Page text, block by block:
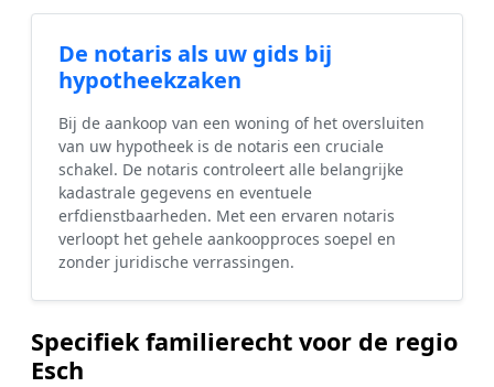
De notaris als uw gids bij
hypotheekzaken
Bij de aankoop van een woning of het oversluiten
van uw hypotheek is de notaris een cruciale
schakel. De notaris controleert alle belangrijke
kadastrale gegevens en eventuele
erfdienstbaarheden. Met een ervaren notaris
verloopt het gehele aankoopproces soepel en
zonder juridische verrassingen.
Specifiek familierecht voor de regio
Esch